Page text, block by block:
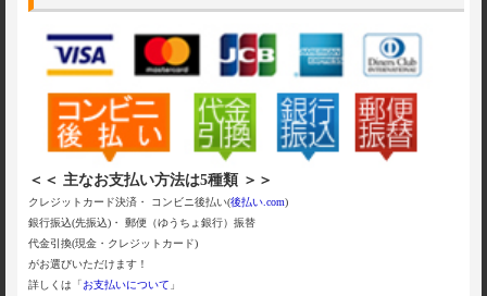
＜＜ 主なお支払い方法は5種類 ＞＞
クレジットカード決済・ コンビニ後払い(後払い.com)
銀行振込(先振込)・ 郵便（ゆうちょ銀行）振替
代金引換(現金・クレジットカード)
がお選びいただけます！
詳しくは「お支払いについて 」